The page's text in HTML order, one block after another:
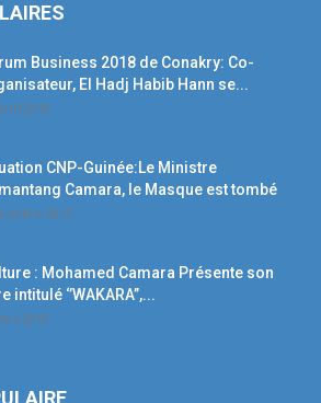
Business 2018 de Conakry: Co-
El Hadj Habib Hann se...
2018
CNP-Guinée:Le Ministre
Camara, le Masque est tombé
2017
: Mohamed Camara Présente son
intitulé ‘’WAKARA’’,...
2018